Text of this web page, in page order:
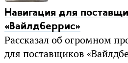
Навигация для
«Вайлдберрис»
Рассказал об огромном
для поставщиков